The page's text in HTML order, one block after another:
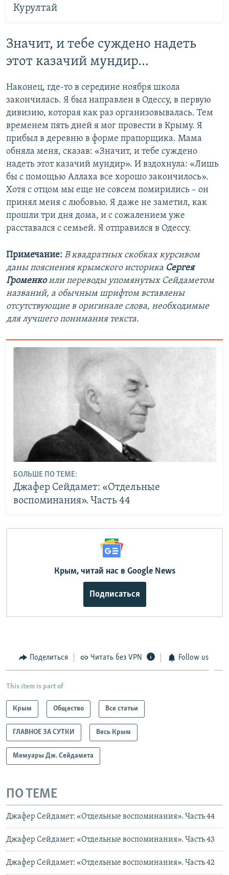
Курултай
Значит, и тебе суждено надеть
этот казачий мундир...
Наконец, где-то в середине ноября школа
закончилась. Я был направлен в Одессу, в первую
дивизию, которая как раз организовывалась. Тем
временем пять дней я мог провести в Крыму. Я
прибыл в деревню в форме прапорщика. Мама
обняла меня, сказав: «Значит, и тебе суждено
надеть этот казачий мундир». И вздохнула: «Лишь
бы с помощью Аллаха все хорошо закончилось».
Хотя с отцом мы еще не совсем помирились – он
принял меня с любовью. Я даже не заметил, как
прошли три дня дома, и с сожалением уже
расставался с семьей. Я отправился в Одессу.
Примечание: В квадратных скобках курсивом
даны пояснения крымского историка Сергея
Громенкоили переводы упомянутых Сейдаметом
названий, а обычным шрифтом вставлены
отсутствующие в оригинале слова, необходимые
для лучшего понимания текста.
БОЛЬШЕ ПО ТЕМЕ:
Джафер Сейдамет: «Отдельные
воспоминания». Часть 44
Крым, читай нас в Google News
Подписаться
Поделиться Читать без VPN Follow us
This item is part of
Крым Общество Все статьи
ГЛАВНОЕ ЗА СУТКИ Весь Крым
Мемуары Дж. Сейдамета
ПО ТЕМЕ
Джафер Сейдамет: «Отдельные воспоминания». Часть 44
Джафер Сейдамет: «Отдельные воспоминания». Часть 43
Джафер Сейдамет: «Отдельные воспоминания». Часть 42